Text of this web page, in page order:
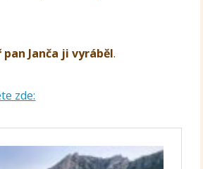
Janča ji vyráběl.
zde: